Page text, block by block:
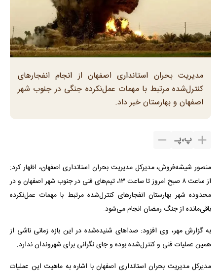
مدیریت بحران استانداری اصفهان از انجام انفجارهای
کنترل‌شده مرتبط با مهمات عمل‌نکرده جنگی در جنوب شهر
اصفهان و بهارستان خبر داد.
پ،پـ
منصور شیشه‌فروش، مدیرکل مدیریت بحران استانداری اصفهان، اظهار کرد:
از ساعت ۸ صبح امروز تا ساعت ۱۳، تیم‌های فنی در جنوب شهر اصفهان و در
محدوده شهر بهارستان انفجارهای کنترل‌شده مرتبط با مهمات عمل‌نکرده
باقی‌مانده از جنگ رمضان انجام می‌شود.
به گزارش مهر، وی افزود: صداهای شنیده‌شده در این بازه زمانی ناشی از
همین عملیات فنی و کنترل‌شده بوده و جای نگرانی برای شهروندان ندارد.
مدیرکل مدیریت بحران استانداری اصفهان با اشاره به ماهیت این عملیات